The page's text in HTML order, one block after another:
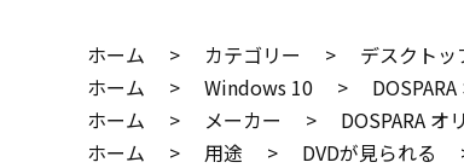
ホーム > カテゴリー > デスクトッ
ホーム
> Windows 10 >
ホーム
> メーカー >
DOSPARA
ホーム
> 用途 > DVDが見られる